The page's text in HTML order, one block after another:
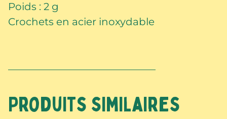
Poids : 2 g
Crochets en acier inoxydable
Produits similaires